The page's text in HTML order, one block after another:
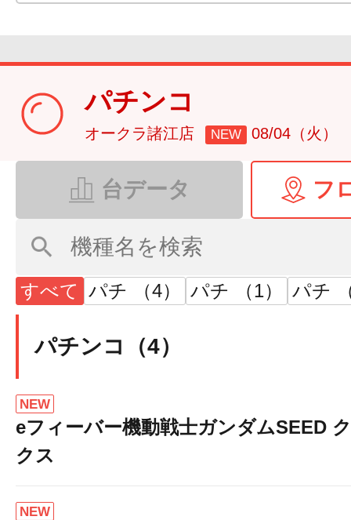
パチンコ
オークラ諸江店 NEW 08/04（火）
台データ フ
すべて パチ （4） パチ （1） パチ
パチンコ（4）
NEW
eフィーバー機動戦士ガンダムSEED
クス
NEW